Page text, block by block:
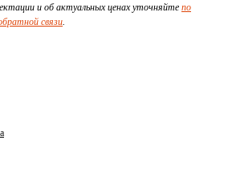
и об актуальных ценах уточняйте по
связи.